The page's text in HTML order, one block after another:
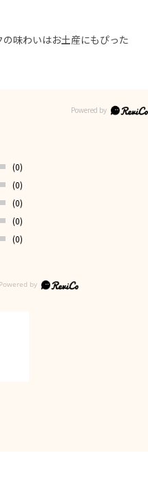
味わいはお土産にもぴった
(0)
(0)
(0)
(0)
(0)